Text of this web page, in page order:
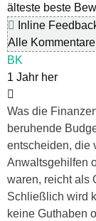
älteste beste
Inline
Alle
BK
1 Jahr her
Was die
beruhende
entscheiden, die
Anwaltsgehilfen
waren, reicht als
Schließlich wird
keine Guthaben